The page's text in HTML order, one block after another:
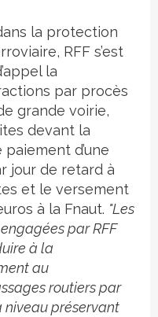
la protection
RFF s’est
la
par procès
grande voirie,
devant la
d’une
jour de retard à
et le versement
à la Fnaut. "Les
par RFF
à la
au
routiers par
préservant